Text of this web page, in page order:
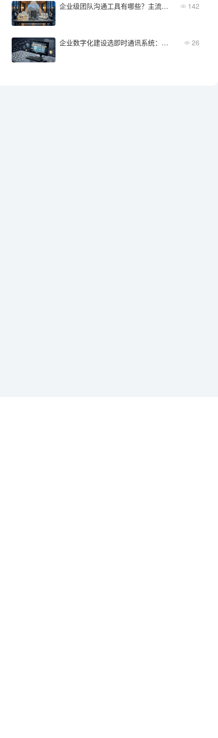
企业级团队沟通工具有哪些？主流产品功能与适用场景盘点 142
企业数字化建设选即时通讯系统：从聊天工具到协作中枢 26